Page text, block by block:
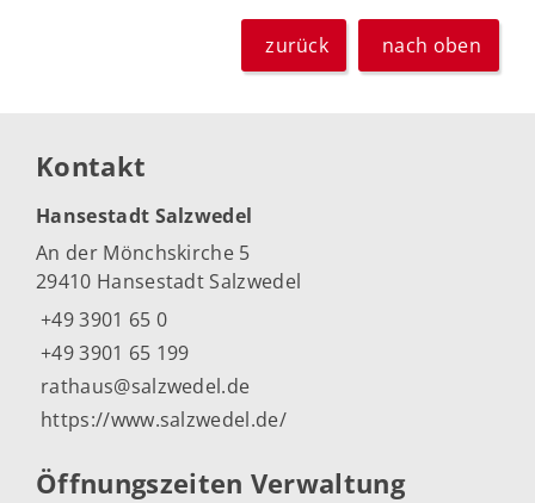
zurück nach oben
Kontakt
Hansestadt Salzwedel
An der Mönchskirche 5
29410 Hansestadt Salzwedel
+49 3901 65 0
+49 3901 65 199
rathaus@salzwedel.de
https://www.salzwedel.de/
Öffnungszeiten Verwaltung